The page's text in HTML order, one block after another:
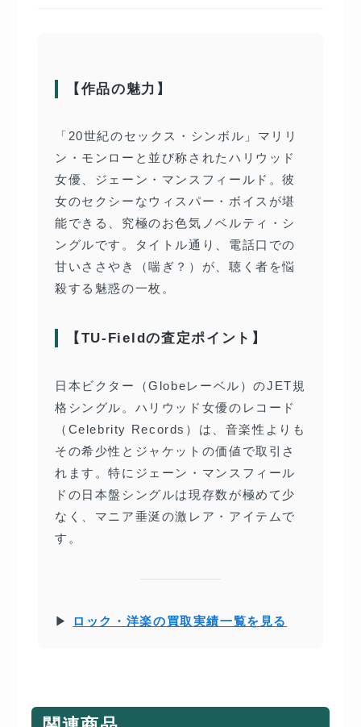
【作品の魅力】
「20世紀のセックス・シンボル」マリリ
ン・モンローと並び称されたハリウッド
女優、ジェーン・マンスフィールド。彼
女のセクシーなウィスパー・ボイスが堪
能できる、究極のお色気ノベルティ・シ
ングルです。タイトル通り、電話口での
甘いささやき（喘ぎ？）が、聴く者を悩
殺する魅惑の一枚。
【TU-Fieldの査定ポイント】
日本ビクター（Globeレーベル）のJET規
格シングル。ハリウッド女優のレコード
（Celebrity Records）は、音楽性よりも
その希少性とジャケットの価値で取引さ
れます。特にジェーン・マンスフィール
ドの日本盤シングルは現存数が極めて少
なく、マニア垂涎の激レア・アイテムで
す。
▶ ロック・洋楽の買取実績一覧を見る